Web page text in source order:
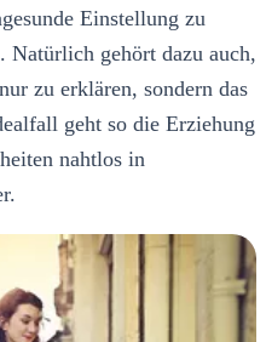
Einstellung zu
gehört dazu auch,
zu erklären, sondern das
geht so die Erziehung
nahtlos in